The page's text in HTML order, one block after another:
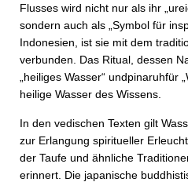
Flusses wird nicht nur als ihr
sondern auch als „Symbol für
Indonesien, ist sie mit dem
verbunden. Das Ritual, dessen
„heiliges Wasser“ undpinaruhfür
heilige Wasser des Wissens.
In den vedischen Texten gilt
zur Erlangung spiritueller
der Taufe und ähnliche
erinnert. Die japanische